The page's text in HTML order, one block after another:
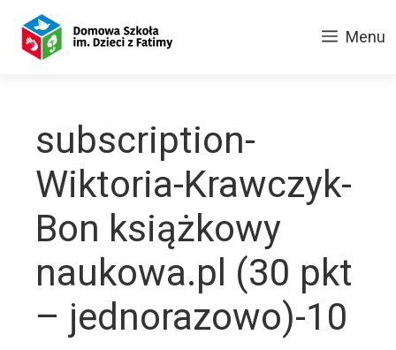
treści
Menu
subscription-
Wiktoria-Krawczyk-
Bon książkowy
naukowa.pl (30 pkt
– jednorazowo)-10